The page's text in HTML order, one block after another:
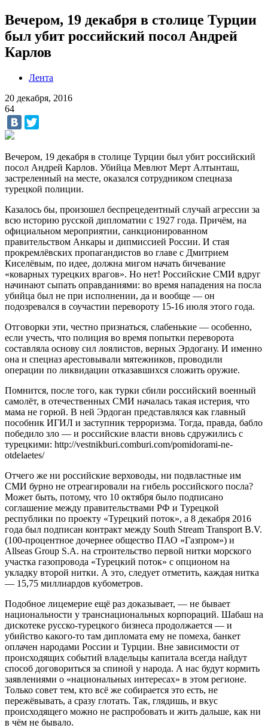
Вечером, 19 декабря в столице Турции
был убит российский посол Андрей
Карлов
Лента
20 декабря, 2016
64
Вечером, 19 декабря в столице Турции был убит российский
посол Андрей Карлов. Убийца Мевлют Мерт Алтынташ,
застреленный на месте, оказался сотрудником спецназа
турецкой полиции.
Казалось бы, произошел беспрецедентный случай агрессии за
всю историю русской дипломатии с 1927 года. Причём, на
официальном мероприятии, санкционированном
правительством Анкары и дипмиссией России. И стая
прокремлёвских пропагандистов во главе с Дмитрием
Киселёвым, по идее, должна мигом начать бичевание
«коварных турецких врагов». Но нет! Российские СМИ вдруг
начинают сыпать оправданиями: во время нападения на посла
убийца был не при исполнении, да и вообще — он
подозревался в соучастии перевороту 15-16 июля этого года.
Отговорки эти, честно признаться, слабенькие — особенно,
если учесть, что полиция во время попытки переворота
составляла основу сил лоялистов, верных Эрдогану. И именно
она и спецназ арестовывали мятежников, проводили
операции по ликвидации отказавшихся сложить оружие.
Помнится, после того, как турки сбили российский военный
самолёт, в отечественных СМИ началась такая истерия, что
мама не горюй. В ней Эрдоган представлялся как главный
пособник ИГИЛ и заступник терроризма. Тогда, правда, бабло
победило зло — и российские власти вновь сдружились с
турецкими: http://vestnikburi.comburi.com/pomidorami-ne-
otdelaetes/
Отчего же ни российские верховоды, ни подвластные им
СМИ бурно не отреагировали на гибель российского посла?
Может быть, потому, что 10 октября было подписано
соглашение между правительствами РФ и Турецкой
республики по проекту «Турецкий поток», а 8 декабря 2016
года был подписан контракт между South Stream Transport B.V.
(100-процентное дочернее общество ПАО «Газпром») и
Allseas Group S.A. на строительство первой нитки морского
участка газопровода «Турецкий поток» с опционом на
укладку второй нитки. А это, следует отметить, каждая нитка
— 15,75 миллиардов кубометров.
Подобное лицемерие ещё раз доказывает, — не бывает
национальности у транснациональных корпораций. Шабаш на
дискотеке русско-турецкого бизнеса продолжается — и
убийство какого-то там дипломата ему не помеха, банкет
оплачен народами России и Турции. Вне зависимости от
происходящих событий владельцы капитала всегда найдут
способ договориться за спиной у народа. А нас будут кормить
заявлениями о «национальных интересах» в этом регионе.
Только совет тем, кто всё же собирается это есть, не
пережёвывать, а сразу глотать. Так, глядишь, и вкус
происходящего можно не распробовать и жить дальше, как ни
в чём не бывало.